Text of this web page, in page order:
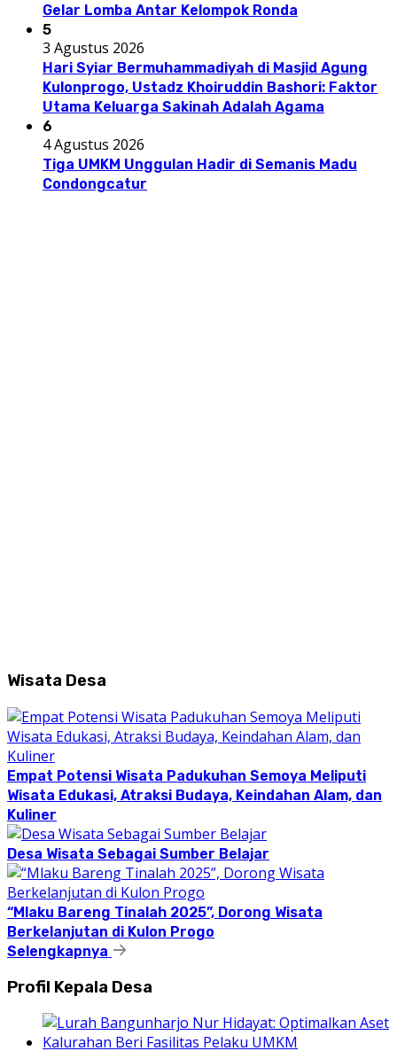
Gelar Lomba Antar Kelompok Ronda
5
3 Agustus 2026
Hari Syiar Bermuhammadiyah di Masjid Agung
Kulonprogo, Ustadz Khoiruddin Bashori: Faktor
Utama Keluarga Sakinah Adalah Agama
6
4 Agustus 2026
Tiga UMKM Unggulan Hadir di Semanis Madu
Condongcatur
Wisata Desa
Empat Potensi Wisata Padukuhan Semoya Meliputi
Wisata Edukasi, Atraksi Budaya, Keindahan Alam, dan
Kuliner
Desa Wisata Sebagai Sumber Belajar
“Mlaku Bareng Tinalah 2025”, Dorong Wisata
Berkelanjutan di Kulon Progo
Selengkapnya
Profil Kepala Desa